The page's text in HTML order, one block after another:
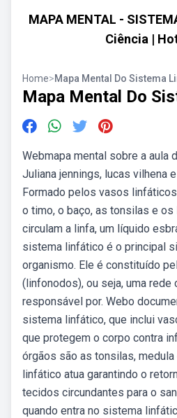
MAPA MENTAL -
Ciência |
Home>Mapa Mental Do Sistema
Mapa Mental Do
Webmapa mental sobre a aula
Juliana jennings, lucas vilhena
Formado pelos vasos
o timo, o baço, as tonsilas e
circulam a linfa, um líquido
sistema linfático é o principal
organismo. Ele é constituído
(linfonodos), ou seja, uma rede
responsável por. Webo
sistema linfático, que inclui
que protegem o corpo contra
órgãos são as tonsilas,
linfático atua garantindo o
tecidos circundantes para o
quando entra no sistema